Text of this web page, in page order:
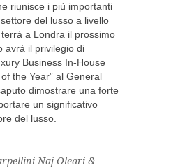
riunisce i più importanti
del lusso a livello
a Londra il prossimo
avrà il privilegio di
Business In-House
the Year” al General
dimostrare una forte
un significativo
del lusso.
Naj-Oleari &